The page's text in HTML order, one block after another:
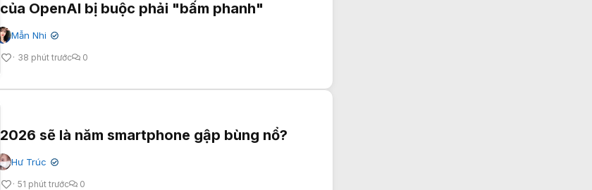
của OpenAI bị buộc phải "bấm phanh"
Mẫn Nhi ✔
38 phút trước 0
2026 sẽ là năm smartphone gập bùng nổ?
Hư Trúc ✔
51 phút trước 0